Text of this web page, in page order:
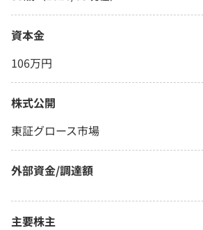
資本金
106万円
株式公開
東証グロース市場
外部資金/調達額
主要株主